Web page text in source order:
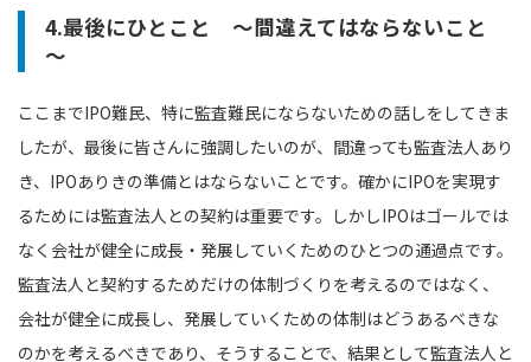
4.最後にひとこと ～間違えてはならないこと
～
ここまでIPO難民、特に監査難民にならないための話しをしてきま
したが、最後に皆さんに強調したいのが、間違っても監査法人あり
き、IPOありきの準備とはならないことです。確かにIPOを実現す
るためには監査法人との契約は重要です。しかしIPOはゴールでは
なく会社が健全に成長・発展していくためのひとつの通過点です。
監査法人と契約するためだけの体制づくりを考えるのではなく、
会社が健全に成長し、発展していくための体制はどうあるべきな
のかを考えるべきであり、そうすることで、結果として監査法人と